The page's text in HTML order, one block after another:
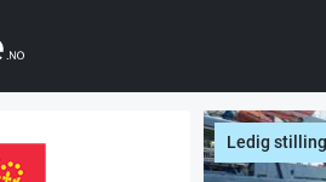
Ledig stilling